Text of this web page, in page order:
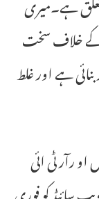
خلاف سخت
ہے اور غلط
رآر ٹی ائی